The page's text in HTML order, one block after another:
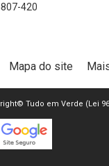
420
Mapa do site
Tudo em Verde (Lei